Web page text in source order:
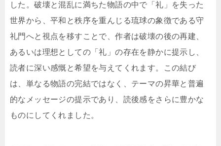
した。破壊と混乱に満ちた物語の中で「礼」を失った
世界から、平和と秩序を重んじる琉球の象徴である守
礼門へと視点を移すことで、作者は破壊の後の再建、
あるいは理想としての「礼」の存在を静かに提示し、
読者に深い感慨と希望を与えてくれます。この結び
は、単なる物語の完結ではなく、テーマの昇華と普遍
的なメッセージの提示であり、読後感をさらに豊かな
ものにしてくれました。